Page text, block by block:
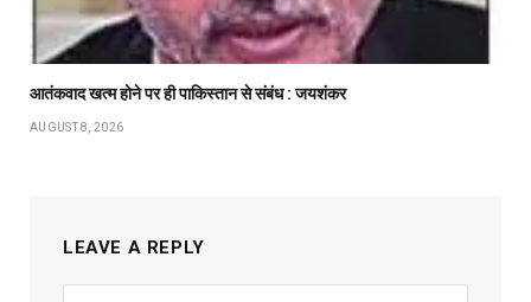
आतंकवाद खत्म होने पर ही पाकिस्तान से संबंध : जयशंकर
AUGUST 8, 2026
LEAVE A REPLY